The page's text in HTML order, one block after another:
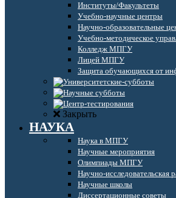
Институты/Факультеты
Учебно-научные центры
Научно-образовательные
Учебно-методическое
Колледж МПГУ
Лицей МПГУ
Защита обучающихся от
Закрыть
НАУКА
Наука в МПГУ
Научные мероприятия
Олимпиады МПГУ
Научно-исследовательская
Научные школы
Диссертационные советы